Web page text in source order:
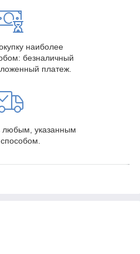
наиболее
безналичный
платеж.
любым, указанным